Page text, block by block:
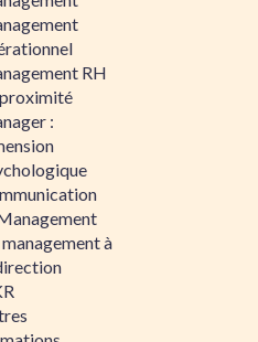
RH
:
à